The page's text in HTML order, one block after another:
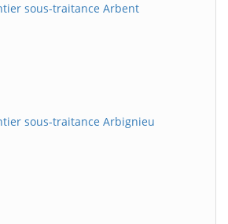
sous-traitance Arbent
sous-traitance Arbignieu